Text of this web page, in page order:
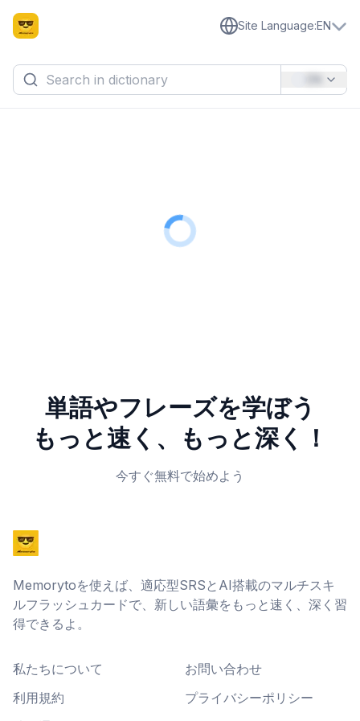
Site Language:EN
単語やフレーズを学ぼう
もっと速く、もっと深く！
今すぐ無料で始めよう
Memorytoを使えば、適応型SRSとAI搭載のマルチスキ
ルフラッシュカードで、新しい語彙をもっと速く、深く習
得できるよ。
私たちについて
お問い合わせ
利用規約
プライバシーポリシー